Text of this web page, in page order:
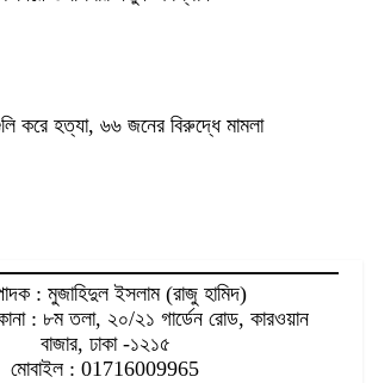
করে হত্যা, ৬৬ জনের বিরুদ্ধে মামলা
: মুজাহিদুল ইসলাম (রাজু হামিদ)
: ৮ম তলা, ২০/২১ গার্ডেন রোড, কারওয়ান
বাজার, ঢাকা -১২১৫
মোবাইল : 01716009965